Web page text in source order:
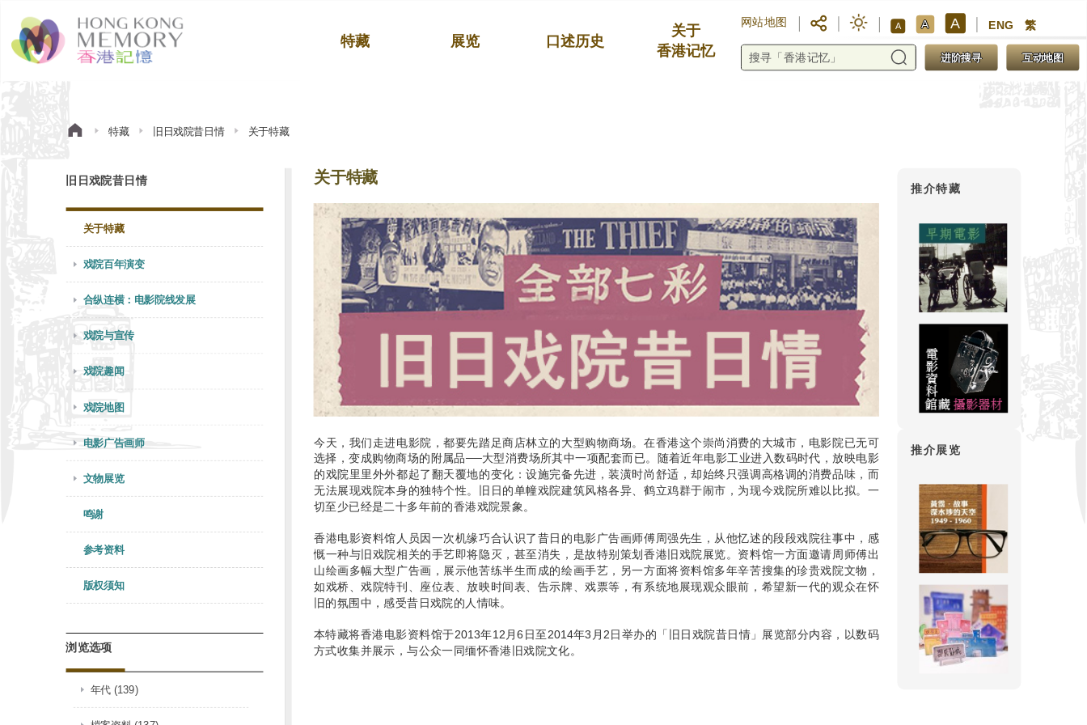
特藏 展览 口述历史
关于
香港记忆
网站地图 A A A ENG 繁
进阶搜寻 互动地图
特藏 旧日戏院昔日情 关于特藏
旧日戏院昔日情
关于特藏
戏院百年演变
合纵连横：电影院线发展
戏院与宣传
戏院趣闻
戏院地图
电影广告画师
文物展览
鸣谢
参考资料
版权须知
浏览选项
年代 (139)
关于特藏
今天，我们走进电影院，都要先踏足商店林立的大型购物商场。在香港这个崇尚消费的大城市，电影院已无可
选择，变成购物商场的附属品──大型消费场所其中一项配套而已。随着近年电影工业进入数码时代，放映电影
的戏院里里外外都起了翻天覆地的变化：设施完备先进，装潢时尚舒适，却始终只强调高格调的消费品味，而
无法展现戏院本身的独特个性。旧日的单幢戏院建筑风格各异、鹤立鸡群于闹市，为现今戏院所难以比拟。一
切至少已经是二十多年前的香港戏院景象。
香港电影资料馆人员因一次机缘巧合认识了昔日的电影广告画师傅周强先生，从他忆述的段段戏院往事中，感
慨一种与旧戏院相关的手艺即将隐灭，甚至消失，是故特别策划香港旧戏院展览。资料馆一方面邀请周师傅出
山绘画多幅大型广告画，展示他苦练半生而成的绘画手艺，另一方面将资料馆多年辛苦搜集的珍贵戏院文物，
如戏桥、戏院特刊、座位表、放映时间表、告示牌、戏票等，有系统地展现观众眼前，希望新一代的观众在怀
旧的氛围中，感受昔日戏院的人情味。
本特藏将香港电影资料馆于2013年12月6日至2014年3月2日举办的「旧日戏院昔日情」展览部分内容，以数码
方式收集并展示，与公众一同缅怀香港旧戏院文化。
推介特藏
推介展览